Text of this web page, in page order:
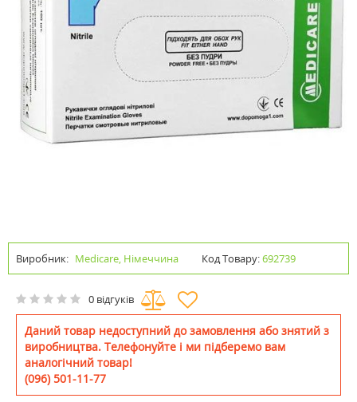
Виробник: Medicare, Німеччина Код Товару:692739
0 відгуків
Даний товар недоступний до замовлення або знятий з
виробництва. Телефонуйте і ми підберемо вам
аналогічний товар!
(096) 501-11-77